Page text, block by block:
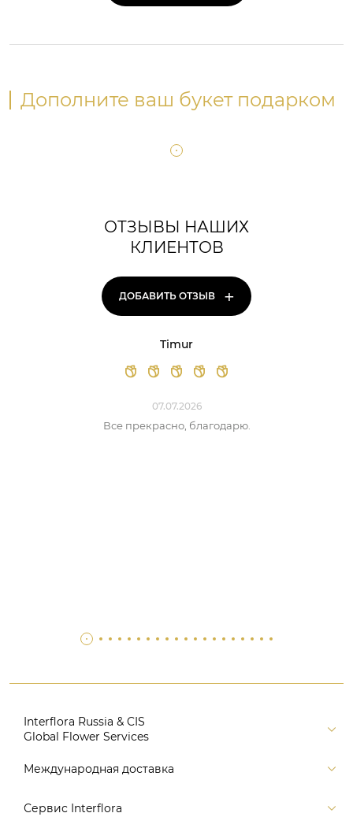
Дополните ваш букет подарком
ОТЗЫВЫ НАШИХ
КЛИЕНТОВ
ДОБАВИТЬ ОТЗЫВ +
Timur
07.07.2026
Все прекрасно, благодарю.
Interflora Russia & CIS
Global Flower Services
Версия для печати
Поиск
Международная доставка
Россия
Сервис Interflora